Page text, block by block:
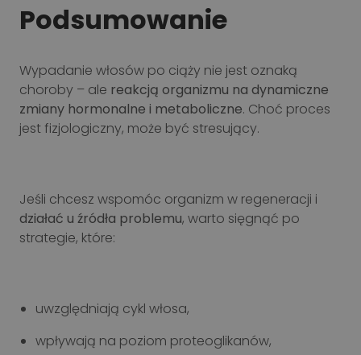
Podsumowanie
Wypadanie włosów po ciąży nie jest oznaką
choroby – ale reakcją organizmu na dynamiczne
zmiany hormonalne i metaboliczne. Choć proces
jest fizjologiczny, może być stresujący.
Jeśli chcesz wspomóc organizm w regeneracji i
działać u źródła problemu, warto sięgnąć po
strategie, które:
uwzględniają cykl włosa,
wpływają na poziom proteoglikanów,